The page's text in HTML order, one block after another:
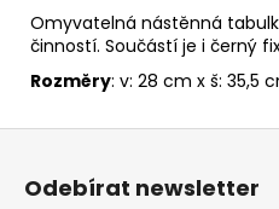
Omyvatelná nástěnná
činností. Součástí je i černý
Rozměry: v: 28 cm x š: 35,5
ČASU,
HARRY
POTTER
245
Z
Odebírat newsletter